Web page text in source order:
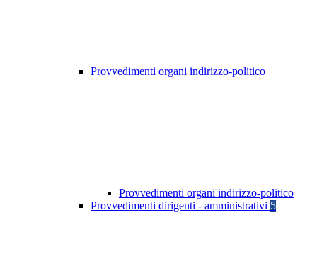
Provvedimenti organi indirizzo-politico
Provvedimenti organi indirizzo-politico
Provvedimenti dirigenti - amministrativi 5